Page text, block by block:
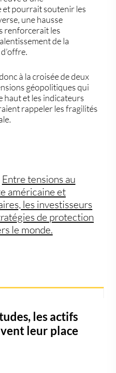
pourrait soutenir les
une hausse
renforcerait les
de la
à la croisée de deux
géopolitiques qui
haut et les indicateurs
rappeler les fragilités
Entre tensions au
américaine et
les investisseurs
de protection
le monde.
les actifs
leur place